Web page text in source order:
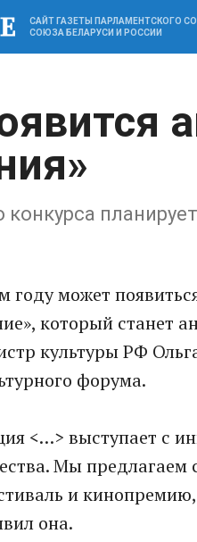
САЙТ ГАЗЕТЫ ПАРЛАМЕНТСКОГО
СОЮЗА БЕЛАРУСИ И РОССИИ
году может
который станет
культуры РФ
форума.
<…> выступает с
Мы предлагаем
и
она.